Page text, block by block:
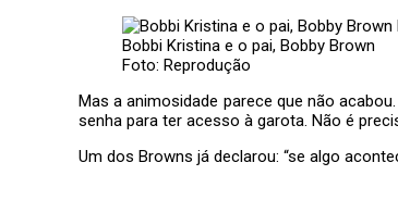
Bobbi Kristina e o pai, Bobby Brown
Foto: Reprodução
Mas a animosidade parece que não
senha para ter acesso à garota. Não é
Um dos Browns já declarou: “se algo